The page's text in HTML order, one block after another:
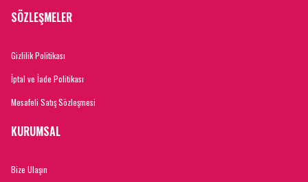
SÖZLEŞMELER
Gizlilik Politikası
İptal ve İade Politikası
Mesafeli Satış Sözleşmesi
KURUMSAL
Bize Ulaşın